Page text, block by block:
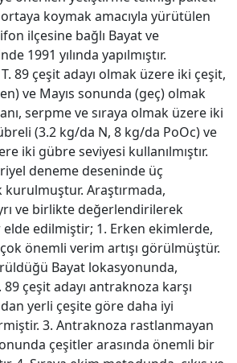
koymak amacıyla yürütülen
ilçesine bağlı Bayat ve
1991 yılında yapılmıştır.
89 çeşit adayı olmak üzere iki çeşit,
ve Mayıs sonunda (geç) olmak
serpme ve sıraya olmak üzere iki
(3.2 kg/da N, 8 kg/da PoOc) ve
iki gübre seviyesi kullanılmıştır.
deneme deseninde üç
Araştırmada,
ve birlikte değerlendirilerek
elde edilmiştir; 1. Erken ekimlerde,
önemli verim artışı görülmüştür.
Bayat lokasyonunda,
çeşit adayı antraknoza karşı
yerli çeşite göre daha iyi
3. Antraknoza rastlanmayan
çeşitler arasında önemli bir